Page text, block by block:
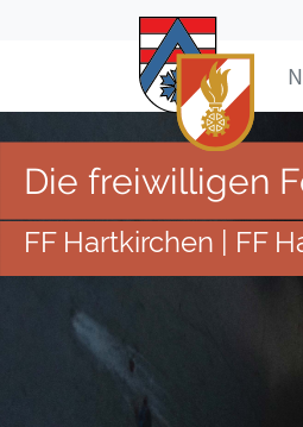
Die freiwilligen
FF Hartkirchen | FF